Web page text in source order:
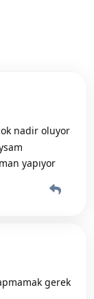
nadir oluyor
yapıyor
gerek